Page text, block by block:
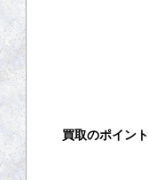
買取のポイント